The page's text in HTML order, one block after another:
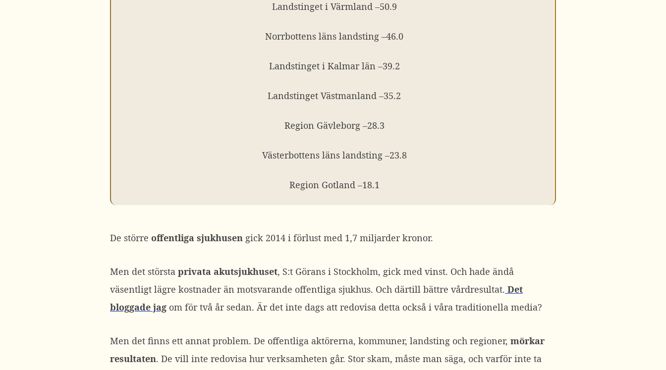
Landstinget i Värmland –50.9
Norrbottens läns landsting –46.0
Landstinget i Kalmar län –39.2
Landstinget Västmanland –35.2
Region Gävleborg –28.3
Västerbottens läns landsting –23.8
Region Gotland –18.1
De större offentliga sjukhusen gick 2014 i förlust med 1,7 miljarder kronor.
Men det största privata akutsjukhuset, S:t Görans i Stockholm, gick med vinst. Och hade ändå
väsentligt lägre kostnader än motsvarande offentliga sjukhus. Och därtill bättre vårdresultat. Det
bloggade jag om för två år sedan. Är det inte dags att redovisa detta också i våra traditionella media?
Men det finns ett annat problem. De offentliga aktörerna, kommuner, landsting och regioner, mörkar
resultaten. De vill inte redovisa hur verksamheten går. Stor skam, måste man säga, och varför inte ta